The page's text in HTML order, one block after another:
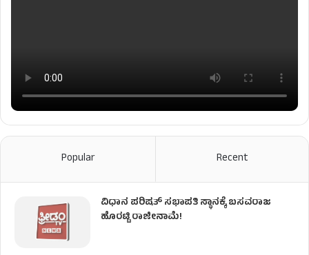
Popular Recent
ವಿಧಾನ ಪರಿಷತ್ ಸಭಾಪತಿ ಸ್ಥಾನಕ್ಕೆ ಬಸವರಾಜ
ಹೊರಟ್ಟಿ ರಾಜೀನಾಮೆ!